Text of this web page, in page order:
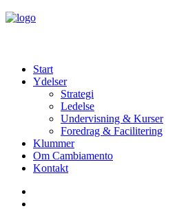
Start
Ydelser
Strategi
Ledelse
Undervisning & Kurser
Foredrag & Facilitering
Klummer
Om Cambiamento
Kontakt